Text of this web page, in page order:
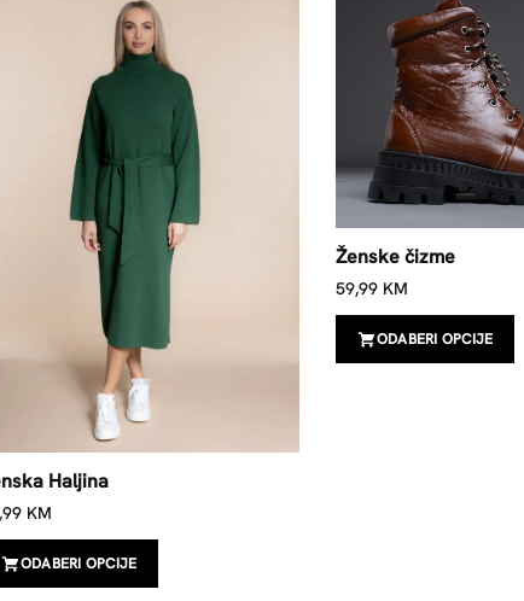
Haljina
KM
ODABERI OPCIJE
Ženske čizme
59,99 KM
ODABERI OPCIJE